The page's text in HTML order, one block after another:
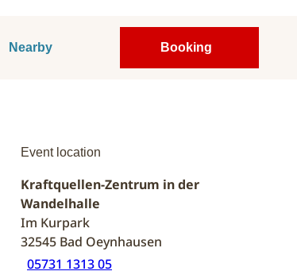
Nearby Booking
Event location
Kraftquellen-Zentrum in der
Wandelhalle
Im Kurpark
32545 Bad Oeynhausen
05731 1313 05